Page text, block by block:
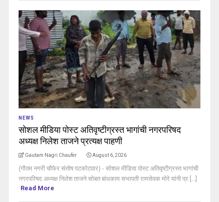
NEWS
सोशल मीडिया पोस्ट अतिवृष्टीग्रस्त भागांची नगरपरिषद
अध्यक्ष निलेश ताजने प्रत्यक्ष पाहणी
Gautam Nagri Chaufer August 6, 2026
(गौतम नगरी चौफेर संतोष पटकोटवार) - सोशल मीडिया पोस्ट अतिवृष्टीग्रस्त भागांची
नगरपरिषद अध्यक्ष निलेश ताजने सोबत बांधकाम सभापती रामसेवक मोरे यांनी प्र [...]
Read More